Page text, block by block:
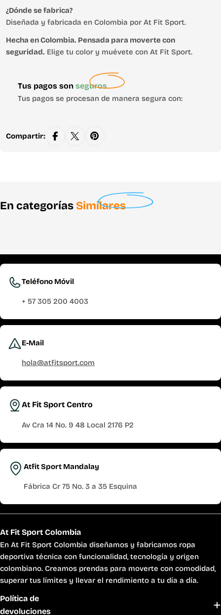
¿Dónde se fabrica?
Diseñada y fabricada en Colombia por At Fit Sport.
Hecha en Colombia. Pensada para moverte con
seguridad. Elige tu color y muévete con At Fit Sport.
Tus pagos son seguros
Métodos
de
Tus pagos se procesan de manera segura con:
Compartir:
En categorías Similares
Teléfono Móvil
+ 57 305 200 4003
E-Mail
hola@atfitsport.com
At Fit Sport Centro
Av Cra 14 No. 9 48 Local 2176 P2
Atfit Sport Mandalay
Fábrica Cr 75 No. 3 a 35 Esquina
At Fit Sport Colombia
En At Fit Sport Colombia diseñamos y fabricamos ropa
deportiva técnica con funcionalidad, tecnología y origen
colombiano. Creamos prendas para moverte con comodidad,
superar tus límites y llevar el rendimiento a tu día a día.
Política de
devoluciones